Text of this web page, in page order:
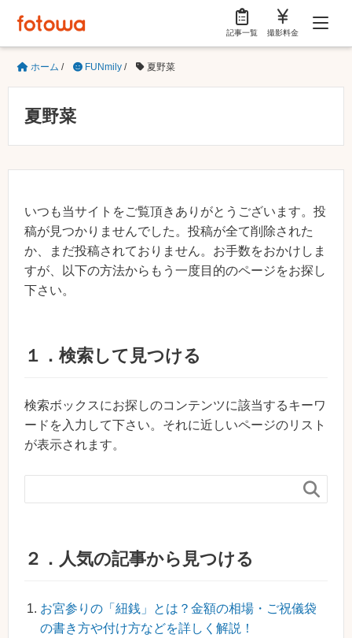
記事一覧 撮影料金
ホーム / FUNmily / 夏野菜
夏野菜
いつも当サイトをご覧頂きありがとうございます。投
稿が見つかりませんでした。投稿が全て削除された
か、まだ投稿されておりません。お手数をおかけしま
すが、以下の方法からもう一度目的のページをお探し
下さい。
１．検索して見つける
検索ボックスにお探しのコンテンツに該当するキーワ
ードを入力して下さい。それに近しいページのリスト
が表示されます。

２．人気の記事から見つける
お宮参りの「紐銭」とは？金額の相場・ご祝儀袋
の書き方や付け方などを詳しく解説！